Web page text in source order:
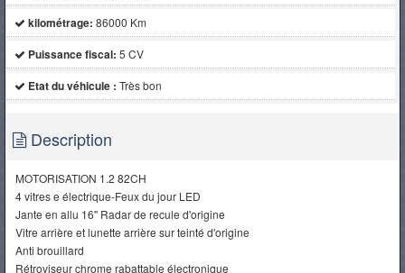
kilométrage: 86000 Km
Puissance fiscal: 5 CV
Etat du véhicule : Très bon
Description
MOTORISATION 1.2 82CH
4 vitres e électrique-Feux du jour LED
Jante en allu 16'' Radar de recule d'origine
Vitre arrière et lunette arrière sur teinté d'origine
Anti brouillard
Rétroviseur chrome rabattable électronique